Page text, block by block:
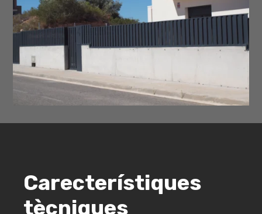
Carecterístiques
tècniques